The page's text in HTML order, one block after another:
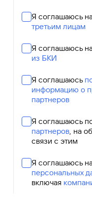
Я соглашаюсь
третьим лицам
Я соглашаюсь
из БКИ
Я соглашаюсь
информацию о
партнеров
Я соглашаюсь
партнеров, на
связи с этим
Я соглашаюсь
персональных
включая